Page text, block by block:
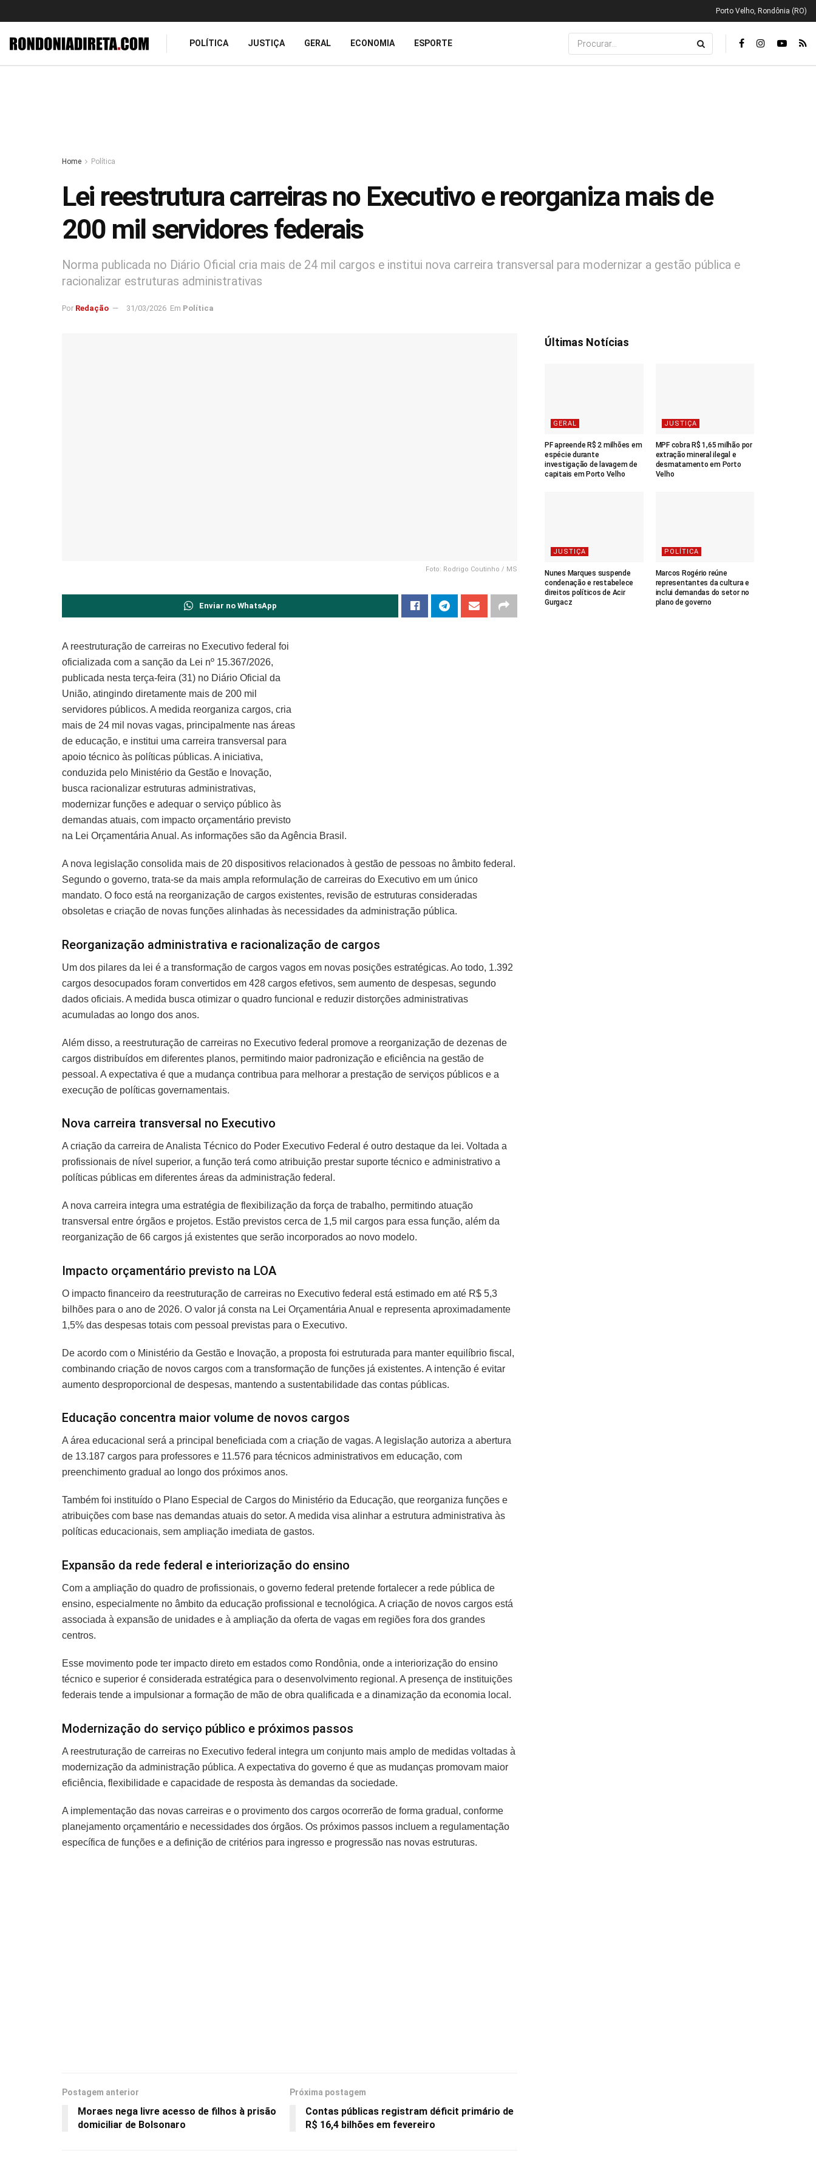
Porto Velho, Rondônia (RO)
POLÍTICA JUSTIÇA GERAL ECONOMIA ESPORTE
Home Política
Lei reestrutura carreiras no Executivo e reorganiza mais de
200 mil servidores federais
Norma publicada no Diário Oficial cria mais de 24 mil cargos e institui nova carreira transversal para modernizar a gestão pública e
racionalizar estruturas administrativas
Por Redação 31/03/2026 Em Política
Foto: Rodrigo Coutinho / MS
Enviar no WhatsApp
A reestruturação de carreiras no Executivo federal foi
oficializada com a sanção da Lei nº 15.367/2026,
publicada nesta terça-feira (31) no Diário Oficial da
União, atingindo diretamente mais de 200 mil
servidores públicos. A medida reorganiza cargos, cria
mais de 24 mil novas vagas, principalmente nas áreas
de educação, e institui uma carreira transversal para
apoio técnico às políticas públicas. A iniciativa,
conduzida pelo Ministério da Gestão e Inovação,
busca racionalizar estruturas administrativas,
modernizar funções e adequar o serviço público às
demandas atuais, com impacto orçamentário previsto
na Lei Orçamentária Anual. As informações são da Agência Brasil.
A nova legislação consolida mais de 20 dispositivos relacionados à gestão de pessoas no âmbito federal.
Segundo o governo, trata-se da mais ampla reformulação de carreiras do Executivo em um único
mandato. O foco está na reorganização de cargos existentes, revisão de estruturas consideradas
obsoletas e criação de novas funções alinhadas às necessidades da administração pública.
Reorganização administrativa e racionalização de cargos
Um dos pilares da lei é a transformação de cargos vagos em novas posições estratégicas. Ao todo, 1.392
cargos desocupados foram convertidos em 428 cargos efetivos, sem aumento de despesas, segundo
dados oficiais. A medida busca otimizar o quadro funcional e reduzir distorções administrativas
acumuladas ao longo dos anos.
Além disso, a reestruturação de carreiras no Executivo federal promove a reorganização de dezenas de
cargos distribuídos em diferentes planos, permitindo maior padronização e eficiência na gestão de
pessoal. A expectativa é que a mudança contribua para melhorar a prestação de serviços públicos e a
execução de políticas governamentais.
Nova carreira transversal no Executivo
A criação da carreira de Analista Técnico do Poder Executivo Federal é outro destaque da lei. Voltada a
profissionais de nível superior, a função terá como atribuição prestar suporte técnico e administrativo a
políticas públicas em diferentes áreas da administração federal.
A nova carreira integra uma estratégia de flexibilização da força de trabalho, permitindo atuação
transversal entre órgãos e projetos. Estão previstos cerca de 1,5 mil cargos para essa função, além da
reorganização de 66 cargos já existentes que serão incorporados ao novo modelo.
Impacto orçamentário previsto na LOA
O impacto financeiro da reestruturação de carreiras no Executivo federal está estimado em até R$ 5,3
bilhões para o ano de 2026. O valor já consta na Lei Orçamentária Anual e representa aproximadamente
1,5% das despesas totais com pessoal previstas para o Executivo.
De acordo com o Ministério da Gestão e Inovação, a proposta foi estruturada para manter equilíbrio fiscal,
combinando criação de novos cargos com a transformação de funções já existentes. A intenção é evitar
aumento desproporcional de despesas, mantendo a sustentabilidade das contas públicas.
Educação concentra maior volume de novos cargos
A área educacional será a principal beneficiada com a criação de vagas. A legislação autoriza a abertura
de 13.187 cargos para professores e 11.576 para técnicos administrativos em educação, com
preenchimento gradual ao longo dos próximos anos.
Também foi instituído o Plano Especial de Cargos do Ministério da Educação, que reorganiza funções e
atribuições com base nas demandas atuais do setor. A medida visa alinhar a estrutura administrativa às
políticas educacionais, sem ampliação imediata de gastos.
Expansão da rede federal e interiorização do ensino
Com a ampliação do quadro de profissionais, o governo federal pretende fortalecer a rede pública de
ensino, especialmente no âmbito da educação profissional e tecnológica. A criação de novos cargos está
associada à expansão de unidades e à ampliação da oferta de vagas em regiões fora dos grandes
centros.
Esse movimento pode ter impacto direto em estados como Rondônia, onde a interiorização do ensino
técnico e superior é considerada estratégica para o desenvolvimento regional. A presença de instituições
federais tende a impulsionar a formação de mão de obra qualificada e a dinamização da economia local.
Modernização do serviço público e próximos passos
A reestruturação de carreiras no Executivo federal integra um conjunto mais amplo de medidas voltadas à
modernização da administração pública. A expectativa do governo é que as mudanças promovam maior
eficiência, flexibilidade e capacidade de resposta às demandas da sociedade.
A implementação das novas carreiras e o provimento dos cargos ocorrerão de forma gradual, conforme
planejamento orçamentário e necessidades dos órgãos. Os próximos passos incluem a regulamentação
específica de funções e a definição de critérios para ingresso e progressão nas novas estruturas.
Postagem anterior
Moraes nega livre acesso de filhos à prisão
domiciliar de Bolsonaro
Próxima postagem
Contas públicas registram déficit primário de
R$ 16,4 bilhões em fevereiro
Últimas Notícias
GERAL
PF apreende R$ 2 milhões em
espécie durante
investigação de lavagem de
capitais em Porto Velho
JUSTIÇA
MPF cobra R$ 1,65 milhão por
extração mineral ilegal e
desmatamento em Porto
Velho
JUSTIÇA
Nunes Marques suspende
condenação e restabelece
direitos políticos de Acir
Gurgacz
POLÍTICA
Marcos Rogério reúne
representantes da cultura e
inclui demandas do setor no
plano de governo